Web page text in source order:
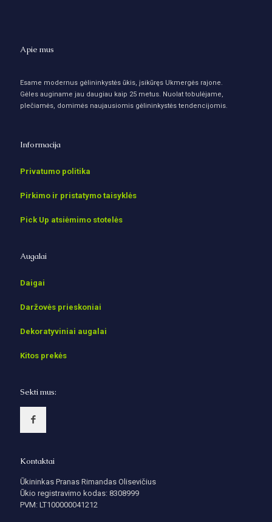
Apie mus
Esame modernus gėlininkystės ūkis, įsikūręs Ukmergės rajone.
Gėles auginame jau daugiau kaip 25 metus. Nuolat tobulėjame,
plečiamės, domimės naujausiomis gėlininkystės tendencijomis.
Informacija
Privatumo politika
Pirkimo ir pristatymo taisyklės
Pick Up atsiėmimo stotelės
Augalai
Daigai
Daržovės prieskoniai
Dekoratyviniai augalai
Kitos prekės
Sekti mus:
Kontaktai
Ūkininkas Pranas Rimandas Olisevičius
Ūkio registravimo kodas: 8308999
PVM: LT100000041212